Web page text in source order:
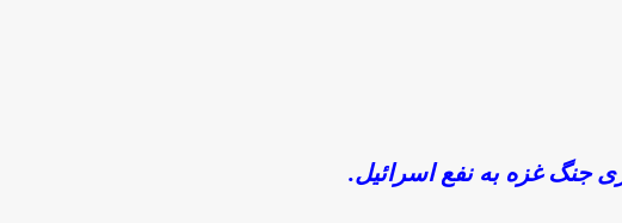
جنگ غزه به نفع اسرائیل.